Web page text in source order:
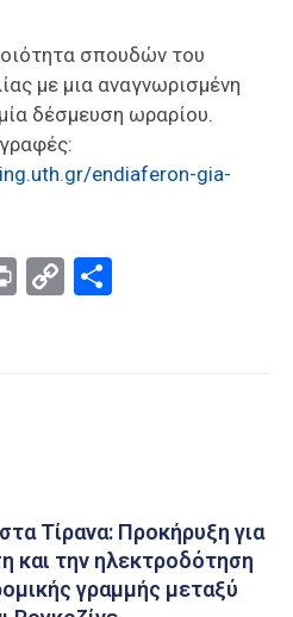
σπουδών του
με μια αναγνωρισμένη
δέσμευση ωραρίου.
endiaferon-gia-
PrintCopy
Τίρανα: Προκήρυξη για
και την ηλεκτροδότηση
γραμμής μεταξύ